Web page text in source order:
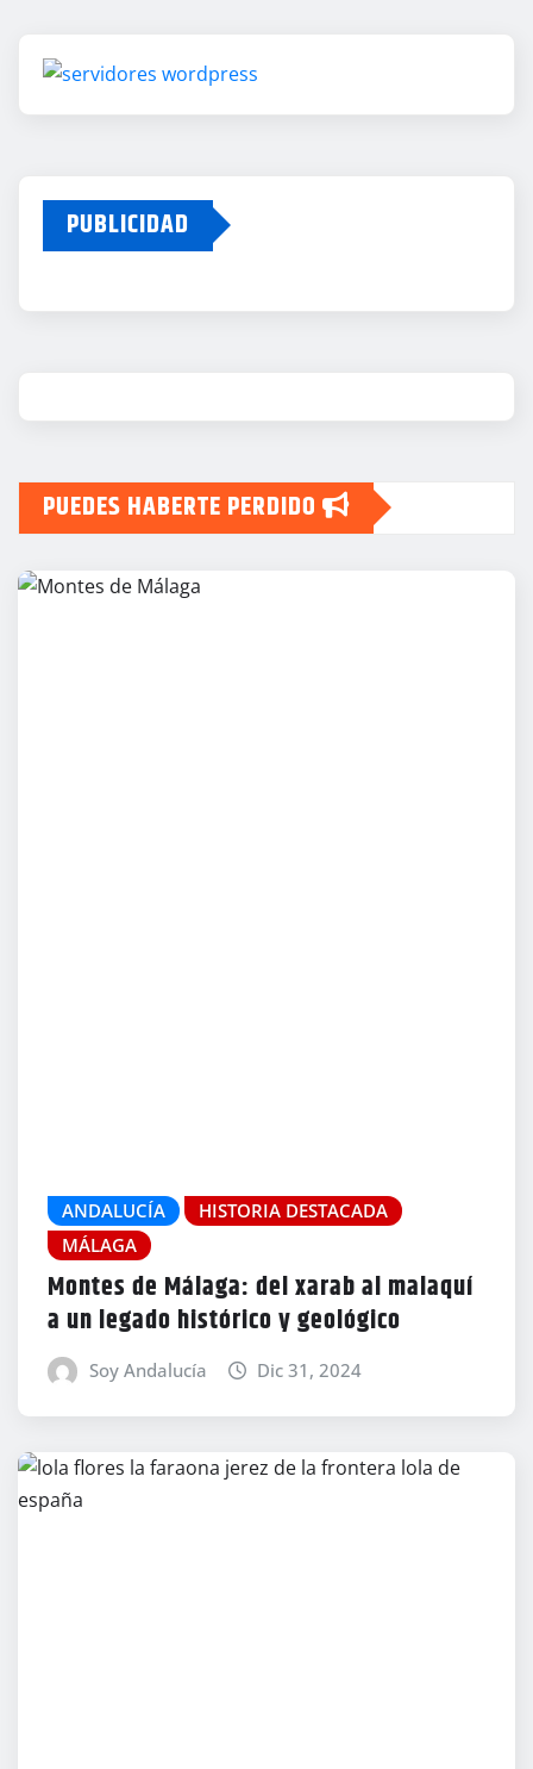
PUBLICIDAD
PUEDES HABERTE PERDIDO
ANDALUCÍA
HISTORIA DESTACADA
MÁLAGA
Montes de Málaga: del xarab al malaquí
a un legado histórico y geológico
Soy Andalucía Dic 31, 2024